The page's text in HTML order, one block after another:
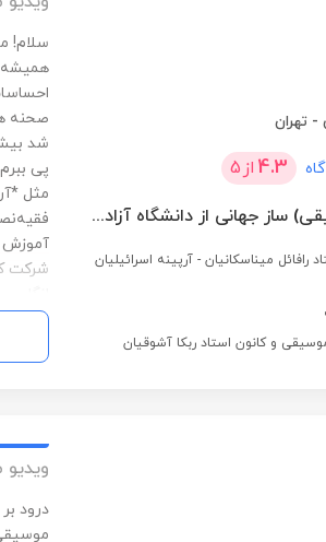
- تهران
4.3 از 5
دانشجوی کارشناسی نوازندگی(موسیقی) ساز جهانی از دانشگاه آزاد اسلامی واحد تهران مرکزی
میناسکانیان - آرپینه اسرائیلیان
و کانون استاد ربکا آشوقیان
همیشه
صحنه
شد
پی
مثل
آموزش
شرکت
نیست،
باشم!
ویدیو